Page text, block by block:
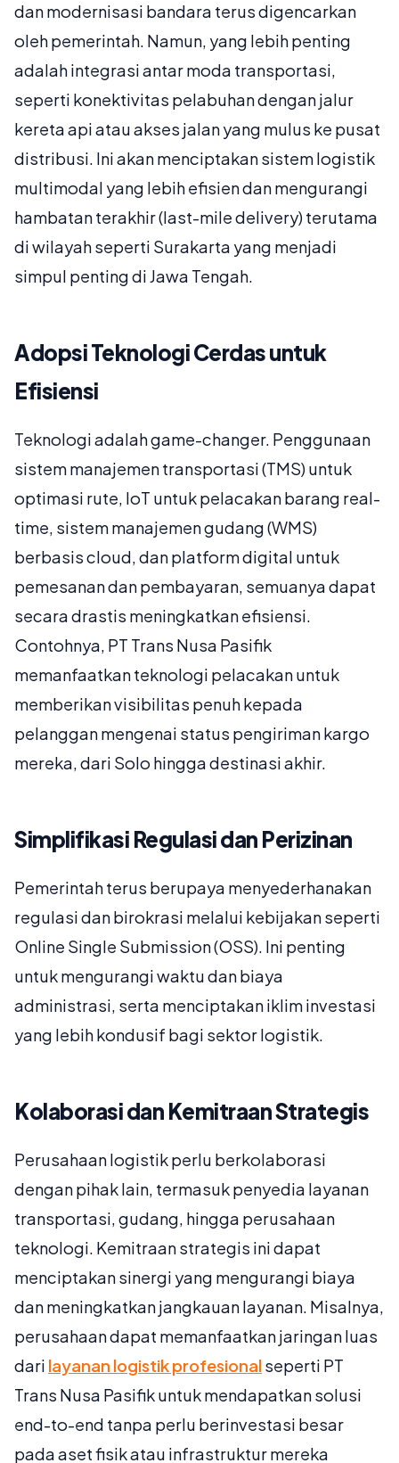
dan modernisasi bandara terus digencarkan
oleh pemerintah. Namun, yang lebih penting
adalah integrasi antar moda transportasi,
seperti konektivitas pelabuhan dengan jalur
kereta api atau akses jalan yang mulus ke pusat
distribusi. Ini akan menciptakan sistem logistik
multimodal yang lebih efisien dan mengurangi
hambatan terakhir (last-mile delivery) terutama
di wilayah seperti Surakarta yang menjadi
simpul penting di Jawa Tengah.
Adopsi Teknologi Cerdas untuk
Efisiensi
Teknologi adalah game-changer. Penggunaan
sistem manajemen transportasi (TMS) untuk
optimasi rute, IoT untuk pelacakan barang real-
time, sistem manajemen gudang (WMS)
berbasis cloud, dan platform digital untuk
pemesanan dan pembayaran, semuanya dapat
secara drastis meningkatkan efisiensi.
Contohnya, PT Trans Nusa Pasifik
memanfaatkan teknologi pelacakan untuk
memberikan visibilitas penuh kepada
pelanggan mengenai status pengiriman kargo
mereka, dari Solo hingga destinasi akhir.
Simplifikasi Regulasi dan Perizinan
Pemerintah terus berupaya menyederhanakan
regulasi dan birokrasi melalui kebijakan seperti
Online Single Submission (OSS). Ini penting
untuk mengurangi waktu dan biaya
administrasi, serta menciptakan iklim investasi
yang lebih kondusif bagi sektor logistik.
Kolaborasi dan Kemitraan Strategis
Perusahaan logistik perlu berkolaborasi
dengan pihak lain, termasuk penyedia layanan
transportasi, gudang, hingga perusahaan
teknologi. Kemitraan strategis ini dapat
menciptakan sinergi yang mengurangi biaya
dan meningkatkan jangkauan layanan. Misalnya,
perusahaan dapat memanfaatkan jaringan luas
dari layanan logistik profesionalseperti PT
Trans Nusa Pasifik untuk mendapatkan solusi
end-to-end tanpa perlu berinvestasi besar
pada aset fisik atau infrastruktur mereka